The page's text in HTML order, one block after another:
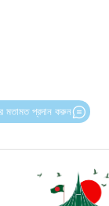
মতামত প্রদান করুন